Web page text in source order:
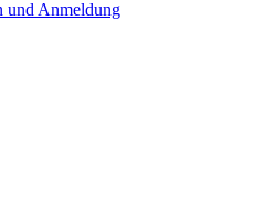
und Anmeldung